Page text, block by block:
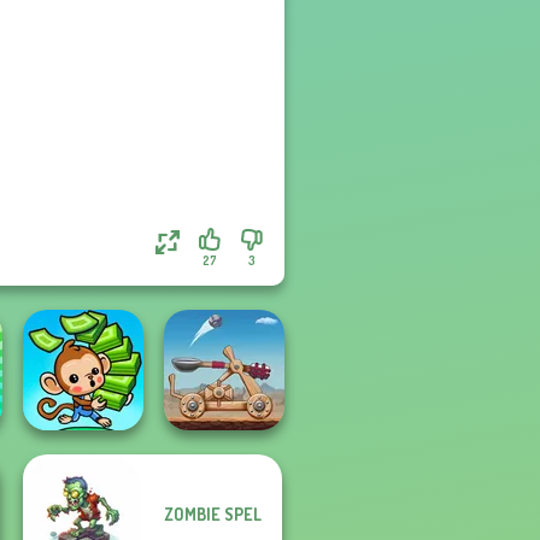
3
27
Mini Monkey Mart
ZOMBIE SPEL